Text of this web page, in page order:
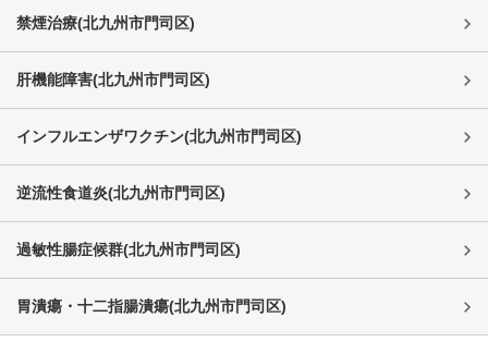
禁煙治療(北九州市門司区)
肝機能障害(北九州市門司区)
インフルエンザワクチン(北九州市門司区)
逆流性食道炎(北九州市門司区)
過敏性腸症候群(北九州市門司区)
胃潰瘍・十二指腸潰瘍(北九州市門司区)